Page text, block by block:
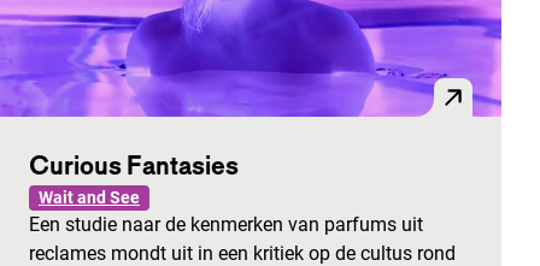
Curious Fantasies
Wait and See
Een studie naar de kenmerken van parfums uit
reclames mondt uit in een kritiek op de cultus rond